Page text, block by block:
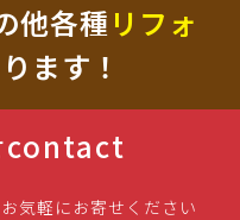
他各種リフォ
ます！
contact
気軽にお寄せください